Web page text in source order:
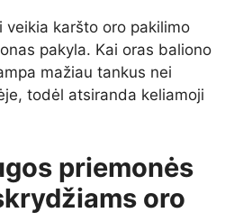
veikia karšto oro pakilimo
pakyla. Kai oras baliono
mažiau tankus nei
todėl atsiranda keliamoji
priemonės
oro